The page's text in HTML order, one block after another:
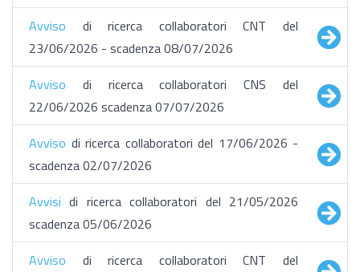
Avviso di ricerca collaboratori CNT del
23/06/2026 - scadenza 08/07/2026
Avviso di ricerca collaboratori CNS del
22/06/2026 scadenza 07/07/2026
Avviso di ricerca collaboratori del 17/06/2026 -
scadenza 02/07/2026
Avvisi di ricerca collaboratori del 21/05/2026
scadenza 05/06/2026
Avviso di ricerca collaboratori CNT del